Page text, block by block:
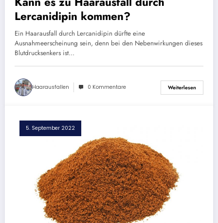
Lercanidipin kommen?
Ein Haarausfall durch Lercanidipin dürfte eine
Ausnahmeerscheinung sein, denn bei den Nebenwirkungen dieses
Blutdrucksenkers ist…
Haarausfallen 0 Kommentare Weiterlesen
5. September 2022